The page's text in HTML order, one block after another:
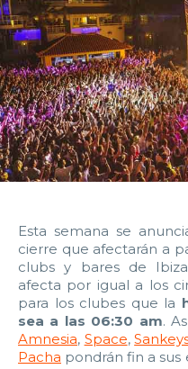
Esta semana se
cierre que afectarán a
clubs y bares de
afecta por igual a los
para los clubes que la
sea a las 06:30 am.
Amnesia, Space,
Pacha pondrán fin a sus
14:00 14:30
16:00 16:30
18:00 18:30
20:00 20:30
22:00 22:30
Fecha y hora devolución:
0:00 0:30